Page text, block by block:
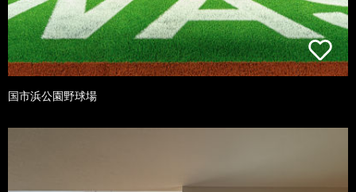
国市浜公園野球場